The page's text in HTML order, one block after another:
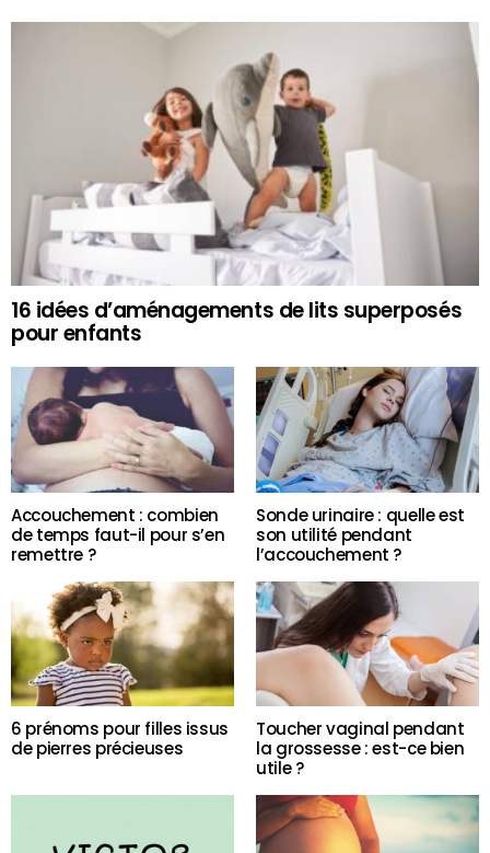
16 idées d’aménagements de lits superposés
pour enfants
Accouchement : combien
de temps faut-il pour s’en
remettre ?
Sonde urinaire : quelle est
son utilité pendant
l’accouchement ?
6 prénoms pour filles issus
de pierres précieuses
Toucher vaginal pendant
la grossesse : est-ce bien
utile ?